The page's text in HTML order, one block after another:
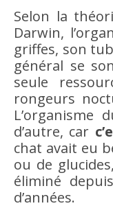
Selon la
Darwin,
griffes, son
général se
seule
rongeurs
L’organisme
d’autre, car
chat avait eu
ou de
éliminé
d’années.